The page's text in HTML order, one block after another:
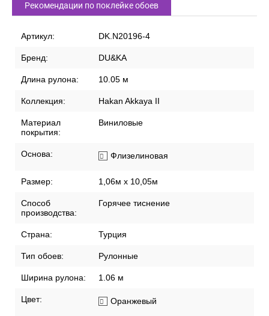
Рекомендации по поклейке обоев
Артикул: DK.N20196-4
Бренд: DU&KA
Длина рулона: 10.05 м
Коллекция: Hakan Akkaya II
Материал
покрытия:
Виниловые
Основа: Флизелиновая
Размер: 1,06м х 10,05м
Способ
производства:
Горячее тиснение
Страна: Турция
Тип обоев: Рулонные
Ширина рулона: 1.06 м
Цвет: Оранжевый